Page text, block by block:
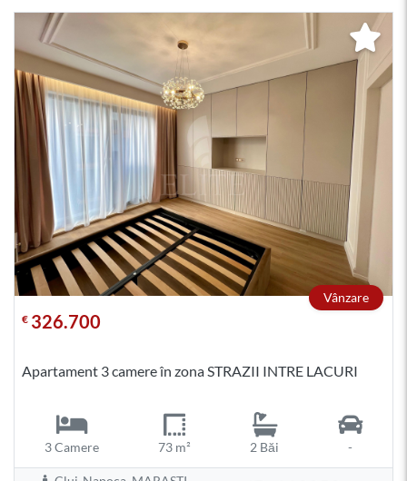
Vânzare
€ 326.700
Apartament 3 camere în zona STRAZII INTRE LACURI
3 Camere 73 m² 2 Băi -